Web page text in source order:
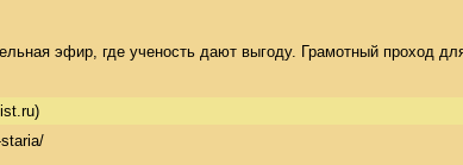
эфир, где ученость дают выгоду. Грамотный проход